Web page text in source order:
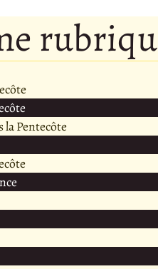
Pentecôte